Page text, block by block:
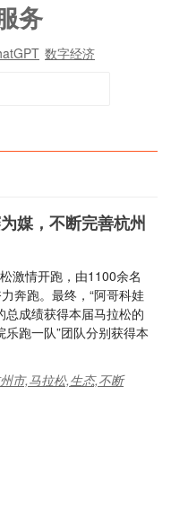
务
数字经济
媒，不断完善杭州
激情开跑，由1100余名
奔跑。最终，“阿哥科娃
总成绩获得本届马拉松的
乐跑一队”团队分别获得本
市,马拉松,生态,不断